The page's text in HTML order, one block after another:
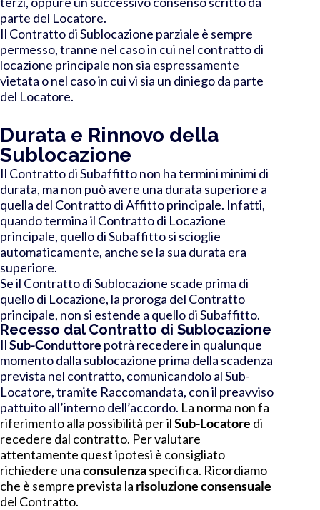
parte del Locatore.
Il Contratto di Sublocazione parziale è sempre
permesso, tranne nel caso in cui nel contratto di
locazione principale non sia espressamente
vietata o nel caso in cui vi sia un diniego da parte
del Locatore.
Durata e Rinnovo della
Sublocazione
Il Contratto di Subaffitto non ha termini minimi di
durata, ma non può avere una durata superiore a
quella del Contratto di Affitto principale. Infatti,
quando termina il Contratto di Locazione
principale, quello di Subaffitto si scioglie
automaticamente, anche se la sua durata era
superiore.
Se il Contratto di Sublocazione scade prima di
quello di Locazione, la proroga del Contratto
principale, non si estende a quello di Subaffitto.
Recesso dal Contratto di Sublocazione
IlSub-Conduttore potrà recedere in qualunque
momento dalla sublocazione prima della scadenza
prevista nel contratto, comunicandolo al Sub-
Locatore, tramite Raccomandata, con il preavviso
pattuito all’interno dell’accordo. La norma non fa
riferimento alla possibilità per ilSub-Locatore di
recedere dal contratto. Per valutare
attentamente quest ipotesi è consigliato
richiedere unaconsulenzaspecifica. Ricordiamo
che è sempre prevista la risoluzione consensuale
del Contratto.